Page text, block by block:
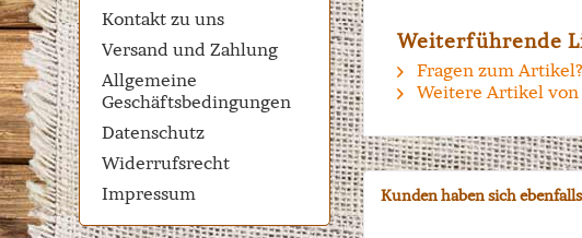
Kontakt zu uns
Versand und Zahlung
Allgemeine
Geschäftsbedingungen
Datenschutz
Widerrufsrecht
Impressum
Weiterführende
Fragen zum Artikel?
Weitere Artikel
Kunden haben sich